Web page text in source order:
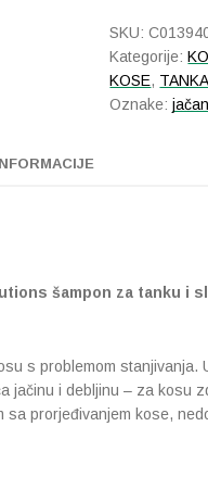
SKU:
Kategorije:
KOSE,
Oznake:
šampon za tanku i
s problemom stanjivanja.
jačinu i debljinu – za kosu
sa prorjeđivanjem kose,